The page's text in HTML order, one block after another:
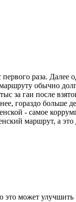
раза. Далее
обычно
за гаи после
гораздо больше
- самое
маршрут, а
может улучшить